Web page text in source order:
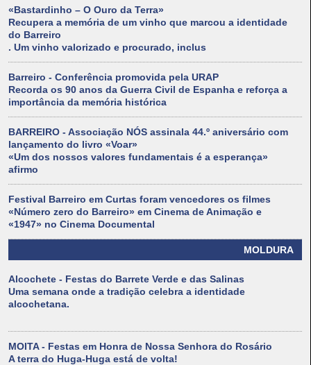
«Bastardinho – O Ouro da Terra»
Recupera a memória de um vinho que marcou a identidade
do Barreiro
. Um vinho valorizado e procurado, inclus
Barreiro - Conferência promovida pela URAP
Recorda os 90 anos da Guerra Civil de Espanha e reforça a
importância da memória histórica
BARREIRO - Associação NÓS assinala 44.º aniversário com
lançamento do livro «Voar»
«Um dos nossos valores fundamentais é a esperança»
afirmo
Festival Barreiro em Curtas foram vencedores os filmes
«Número zero do Barreiro» em Cinema de Animação e
«1947» no Cinema Documental
MOLDURA
Alcochete - Festas do Barrete Verde e das Salinas
Uma semana onde a tradição celebra a identidade
alcochetana.
MOITA - Festas em Honra de Nossa Senhora do Rosário
A terra do Huga-Huga está de volta!